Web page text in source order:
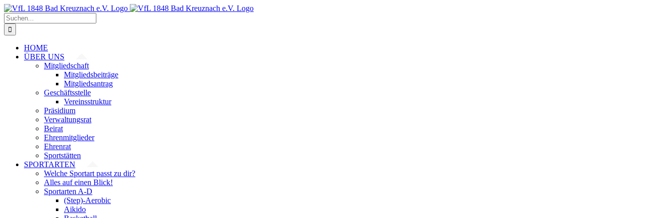
Zum
Inhalt
springen
Suche
nach:
HOME
ÜBER UNS
Mitgliedschaft
Mitgliedsbeiträge
Mitgliedsantrag
Geschäftsstelle
Vereinsstruktur
Präsidium
Verwaltungsrat
Beirat
Ehrenmitglieder
Ehrenrat
Sportstätten
SPORTARTEN
Welche Sportart passt zu dir?
Alles auf einen Blick!
Sportarten A-D
(Step)-Aerobic
Aikido